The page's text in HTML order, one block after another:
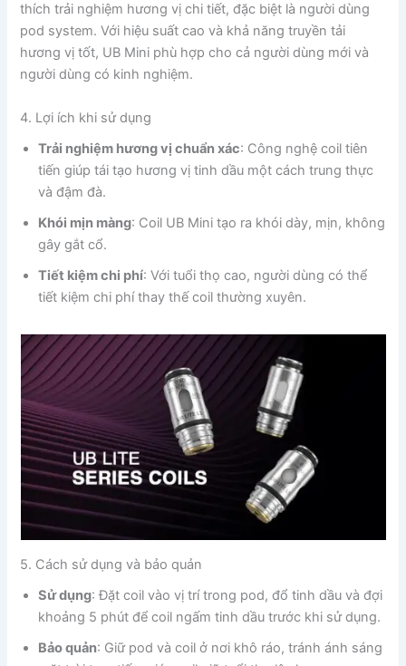
thích trải nghiệm hương vị chi tiết, đặc biệt là người dùng
pod system. Với hiệu suất cao và khả năng truyền tải
hương vị tốt, UB Mini phù hợp cho cả người dùng mới và
người dùng có kinh nghiệm.
4. Lợi ích khi sử dụng
Trải nghiệm hương vị chuẩn xác: Công nghệ coil tiên
tiến giúp tái tạo hương vị tinh dầu một cách trung thực
và đậm đà.
Khói mịn màng: Coil UB Mini tạo ra khói dày, mịn, không
gây gắt cổ.
Tiết kiệm chi phí: Với tuổi thọ cao, người dùng có thể
tiết kiệm chi phí thay thế coil thường xuyên.
5. Cách sử dụng và bảo quản
Sử dụng: Đặt coil vào vị trí trong pod, đổ tinh dầu và đợi
khoảng 5 phút để coil ngấm tinh dầu trước khi sử dụng.
Bảo quản: Giữ pod và coil ở nơi khô ráo, tránh ánh sáng